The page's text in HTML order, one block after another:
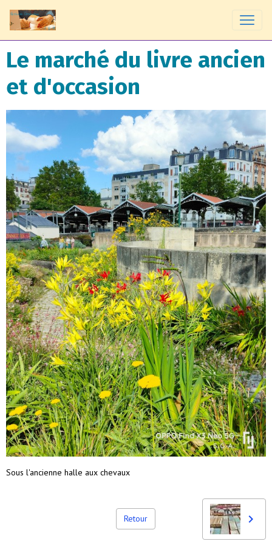
Le marché du livre ancien
et d'occasion
Sous l'ancienne halle aux chevaux
Retour